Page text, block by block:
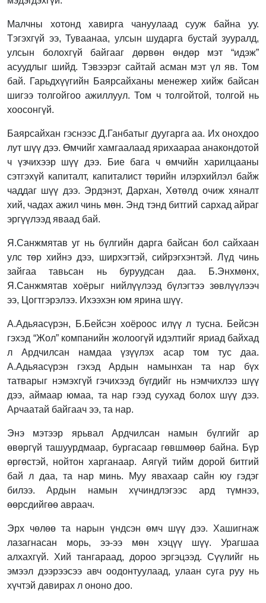
Малчны хотонд хавирга чануулаад сууж байна уу.
Тэгэхгүй ээ, Туваанаа, улсын шударга бустай зууралд,
улсын болохгүй байгааг дөрвөн өндөр мэт “идэж”
асуудлыг шийд. Тэвээрэг сайтай асман мэт үл яв. Том
бай. Гарьдхүүгийн Баярсайханы менежер хийж байсан
шигээ толгойгоо ажиллуул. Том ч толгойтой, толгой нь
хоосонгүй.
Баярсайхан гэснээс Д.Ганбатыг дуугарга аа. Их онохдоо
лут шүү дээ. Өмчийг хамгаалаад ярихаараа анакондотой
ч үзчихээр шүү дээ. Бие бага ч өмчийн харилцааны
сэтгэхүй капиталт, капиталист төрийн илэрхийлэл байж
чаддаг шүү дээ. Эрдэнэт, Дархан, Хөтөлд очиж хяналт
хий, чадах ажил чинь мөн. Энд тэнд битгий сархад айраг
эргүүлээд яваад бай.
Я.Санжмятав уг нь бүлгийн дарга байсан бол сайхаан
улс төр хийнэ дээ, ширхэгтэй, сийрэгхэнтэй. Лүд чинь
зайгаа тавьсан нь буруудсан даа. Б.Энхмөнх,
Я.Санжмятав хоёрыг нийлүүлээд бүлэгтээ зөвлүүлээч
ээ, Цогтгэрэлээ. Ихээхэн юм ярина шүү.
А.Адьяасүрэн, Б.Бейсэн хоёроос илүү л тусна. Бейсэн
гэхэд “Жол” компанийн жолоогүй идэлтийг яриад байхад
л Ардчилсан намдаа үзүүлэх асар том тус даа.
А.Адьяасүрэн гэхэд Ардын намынхан та нар бүх
татварыг нэмэхгүй гэчихээд бүгдийг нь нэмчихлээ шүү
дээ, аймаар юмаа, та нар гээд суухад болох шүү дээ.
Арчаатай байгаач ээ, та нар.
Энэ мэтээр ярьвал Ардчилсан намын бүлгийг ар
өвөргүй ташуурдмаар, бургасаар гөвшмөөр байна. Бүр
өргөстэй, нойтон харганаар. Аягүй тийм дорой битгий
бай л даа, та нар минь. Муу явахаар сайн юу гэдэг
билээ. Ардын намын хүчиндлэгээс ард түмнээ,
өөрсдийгөө авраач.
Эрх чөлөө та нарын үндсэн өмч шүү дээ. Хашигнаж
лазагнасан морь, ээ-ээ мөн хэцүү шүү. Урагшаа
алхахгүй. Хий тангараад, дороо эргэцээд. Сүүлийг нь
эмээл дээрээсээ авч оодонтуулаад, улаан суга руу нь
хүчтэй давирах л ононо доо.